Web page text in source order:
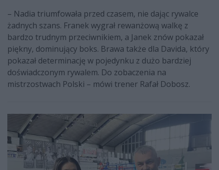
– Nadia triumfowała przed czasem, nie dając rywalce
żadnych szans. Franek wygrał rewanżową walkę z
bardzo trudnym przeciwnikiem, a Janek znów pokazał
piękny, dominujący boks. Brawa także dla Davida, który
pokazał determinację w pojedynku z dużo bardziej
doświadczonym rywalem. Do zobaczenia na
mistrzostwach Polski – mówi trener Rafał Dobosz.